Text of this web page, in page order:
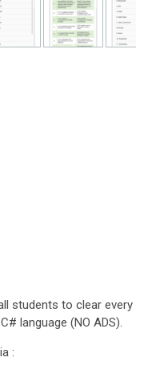
students to clear every
language (NO ADS).
: